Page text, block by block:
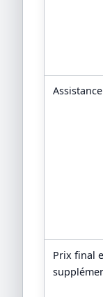
Assistance
Prix final